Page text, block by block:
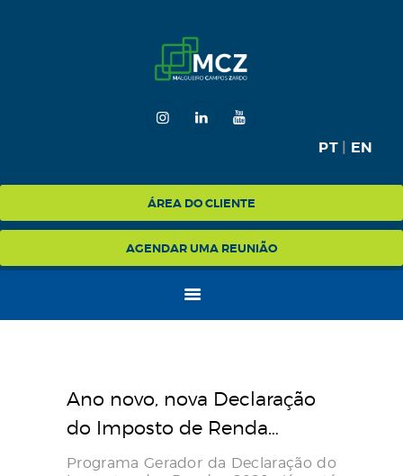
PT| EN
ÁREA DO CLIENTE
AGENDAR UMA REUNIÃO
NA MÍDIA
BLOG
CONTATO
Ano novo, nova Declaração
do Imposto de Renda…
Programa Gerador da Declaração do